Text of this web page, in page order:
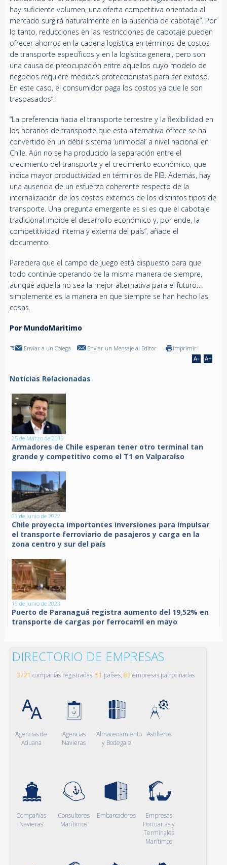
hay suficiente volumen, una oferta competitiva orientada al
mercado surgirá naturalmente en la ausencia de cabotaje”. Por
lo tanto, reducciones en las restricciones de cabotaje pueden
ofrecer ahorros en la cadena logística en términos de costos
de transporte específicos y en la logística general, pero son
una causa de preocupación entre aquellos cuyo modelo de
negocios requiere medidas proteccionistas para ser exitoso.
En este caso, el consumidor paga los costos ya que le son
traspasados”.
“La preferencia hacia el transporte terrestre y la flexibilidad en
los horarios de transporte que esta alternativa ofrece se ha
convertido en un débil sistema ‘unimodal’ a nivel nacional en
Chile. Aún no se ha producido la separación entre el
crecimiento del transporte y el crecimiento económico, que
indica mayor productividad en términos de PIB. Además, hay
una ausencia de un esfuerzo coherente respecto de la
internalización de los costos externos de los distintos tipos de
transporte. Una pregunta emergente es si es que el cabotaje
tradicional impide el desarrollo económico y, por ende, la
competitividad interna y externa del país”, añade el
documento.
Pareciera que el campo de juego está dispuesto para que
todo continúe operando de la misma manera de siempre,
aunque aquella no sea la mejor alternativa para el futuro…
simplemente es la manera en que siempre se han hecho las
cosas.
Por MundoMaritimo
Enviar a un Colega Enviar un Mensaje al Editor Imprimir
Noticias Relacionadas
25 de Marzo de 2019
Armadores de Chile esperan tener otro terminal tan
grande y competitivo como el T1 en Valparaíso
03 de Junio de 2022
Chile proyecta importantes inversiones para impulsar
el transporte ferroviario de pasajeros y carga en la
zona centro y sur del país
16 de Junio de 2023
Puerto de Paranaguá registra aumento del 19,52% en
transporte de cargas por ferrocarril en mayo
DIRECTORIO DE EMPRESAS
3721 compañías registradas, 51 países, 83 empresas patrocinadas
Agencias de
Aduana
Agencias
Navieras
Almacenamiento
y Bodegaje
Astilleros
Compañías
Navieras
Consultores
Marítimos
Embarcadores
Empresas
Portuarias y
Terminales
Marítimos